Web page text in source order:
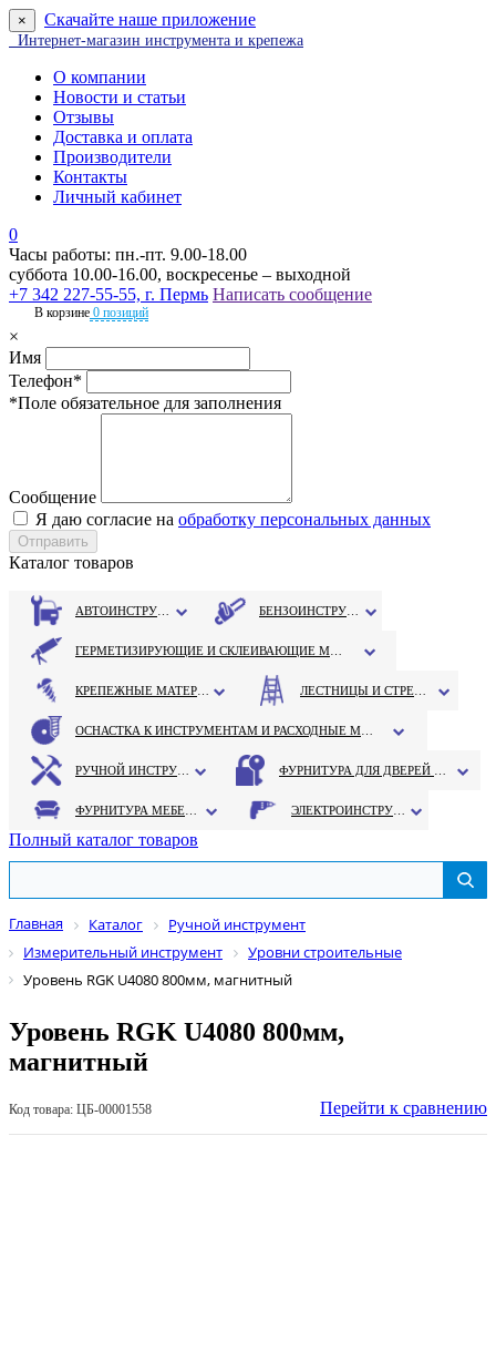
× Скачайте наше приложение
Интернет-магазин инструмента и крепежа
О компании
Новости и статьи
Отзывы
Доставка и оплата
Производители
Контакты
Личный кабинет
0
Часы работы: пн.-пт. 9.00-18.00
суббота 10.00-16.00, воскресенье – выходной
+7 342 227-55-55, г. Пермь Написать сообщение
В корзине 0 позиций
×
Имя
Телефон*
*Поле обязательное для заполнения
Сообщение
Я даю согласие на обработку персональных данных
Каталог товаров
Полный каталог товаров
Главная Каталог
Ручной инструмент
Измерительный инструмент
Уровни строительные
Уровень RGK U4080 800мм, магнитный
Уровень RGK U4080 800мм,
магнитный
Код товара: ЦБ-00001558 Перейти к сравнению